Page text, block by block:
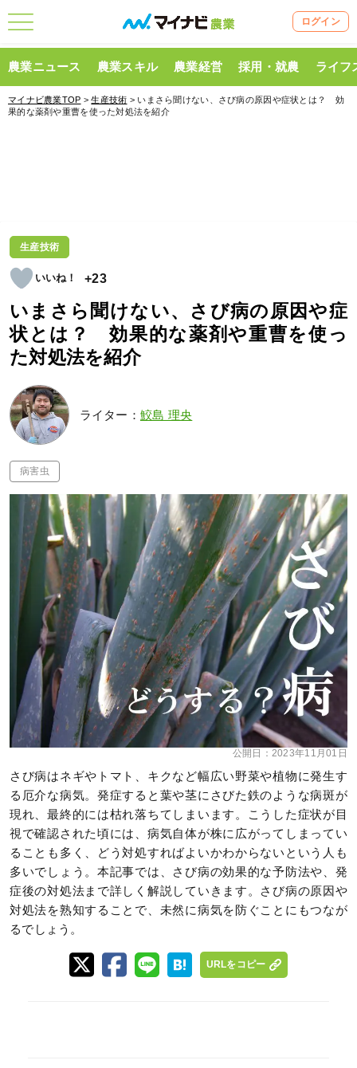
ログイン
農業ニュース 農業スキル 農業経営 採用・就農 ライフ
マイナビ農業TOP >生産技術 > いまさら聞けない、さび病の原因や症状とは？ 効
果的な薬剤や重曹を使った対処法を紹介
生産技術
+23
いまさら聞けない、さび病の原因や症
状とは？ 効果的な薬剤や重曹を使っ
た対処法を紹介
ライター： 鮫島 理央
病害虫
公開日： 2023年11月01日
さび病はネギやトマト、キクなど幅広い野菜や植物に発生す
る厄介な病気。発症すると葉や茎にさびた鉄のような病斑が
現れ、最終的には枯れ落ちてしまいます。こうした症状が目
視で確認された頃には、病気自体が株に広がってしまってい
ることも多く、どう対処すればよいかわからないという人も
多いでしょう。本記事では、さび病の効果的な予防法や、発
症後の対処法まで詳しく解説していきます。さび病の原因や
対処法を熟知することで、未然に病気を防ぐことにもつなが
るでしょう。
URLをコピー